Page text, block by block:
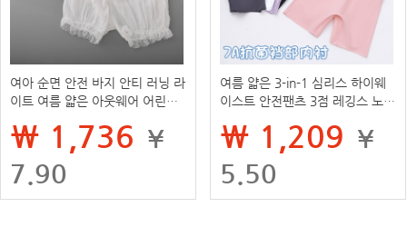
여아 순면 안전 바지 안티 러닝 라
이트 여름 얇은 아웃웨어 어린이
₩ 1,736 ¥
7.90
여름 얇은 3-in-1 심리스 하이웨
이스트 안전팬츠 3점 레깅스 노출
츠
₩ 1,209 ¥
5.50